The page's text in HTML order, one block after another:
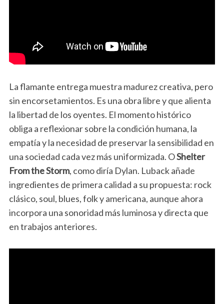
La flamante entrega muestra madurez creativa, pero
sin encorsetamientos. Es una obra libre y que alienta
la libertad de los oyentes. El momento histórico
obliga a reflexionar sobre la condición humana, la
empatía y la necesidad de preservar la sensibilidad en
una sociedad cada vez más uniformizada. OShelter
From the Storm, como diría Dylan. Luback añade
ingredientes de primera calidad a su propuesta: rock
clásico, soul, blues, folk y americana, aunque ahora
incorpora una sonoridad más luminosa y directa que
en trabajos anteriores.